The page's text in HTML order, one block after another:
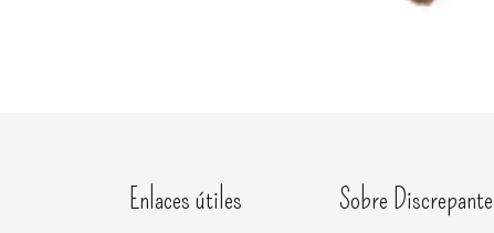
Enlaces útiles Sobre Discrepante